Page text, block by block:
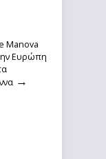
Manova
Ευρώπη
→